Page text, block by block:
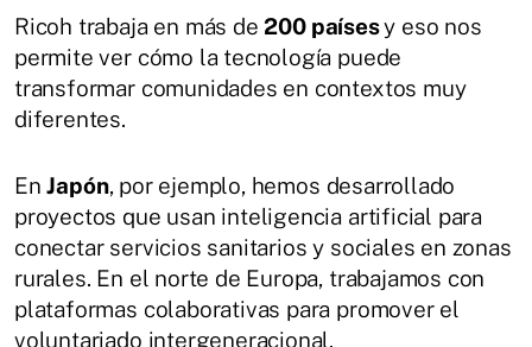
Ricoh trabaja en más de200 paísesy eso nos
permite ver cómo la tecnología puede
transformar comunidades en contextos muy
diferentes.
EnJapón, por ejemplo, hemos desarrollado
proyectos que usan inteligencia artificial para
conectar servicios sanitarios y sociales en zonas
rurales. En el norte de Europa, trabajamos con
plataformas colaborativas para promover el
voluntariado intergeneracional.